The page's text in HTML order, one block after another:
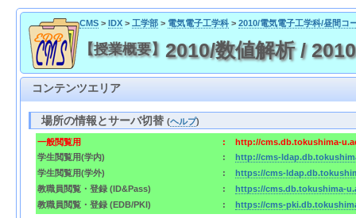
CMS> IDX> 工学部> 電気電子工学科> 2010/電気電子工学科/昼間コ
【授業概要】 2010/数値解析 /
コンテンツエリア
場所の情報とサーバ切替(ヘルプ)
一般閲覧用 :
http://cms.db.tokushima-
学生閲覧用(学内)
:
http://cms-
学生閲覧用(学外)
:
https://cms-
教職員閲覧・登録 (ID&Pass)
:
https://cms.db.tokushima-
教職員閲覧・登録 (EDB/PKI)
: https://cms-